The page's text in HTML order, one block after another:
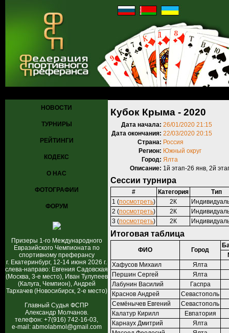
НОВОСТИ
ТУРНИРЫ
РЕЙТИНГИ
КОДЕКС
О НАС
ФОТОГРАФИИ
ФОРУМ
Призеры 1-го Международного
Евразийского Чемпионата по
спортивному преферансу
г. Екатеринбург, 12-14 июня 2026 г.
слева-направо: Евгения Садовская
(Москва, 3-е место), Иван Тулупеев
(Калуга, Чемпион), Андрей
Тархачев (Новосибирск, 2-е место)
Главный Судья ФСПР
Александр Молчанов.
телефон: +7(916) 742-16-03,
e-mail: abmolabmol@gmail.com
Кубок Крыма - 2020
Дата начала: 26/01/2020 21:15
Дата окончания: 22/03/2020 20:15
Страна: Россия
Регион: Южный округ
Город: Ялта
Описание: 1й этап-26 янв, 2й
Сессии турнира
# Категория
Тип
1 (посмотреть) 2К
2 (посмотреть) 2К
3 (посмотреть) 2К
Итоговая таблица
ФИО Город
Хафусов Михаил
Ялта
Першин Сергей
Ялта
Лабунин Василий
Гаспра
Краснов Андрей
Севастополь
Семёнычев Евгений
Севастополь
Калатур Кирилл
Евпатория
Карнаух Дмитрий
Ялта